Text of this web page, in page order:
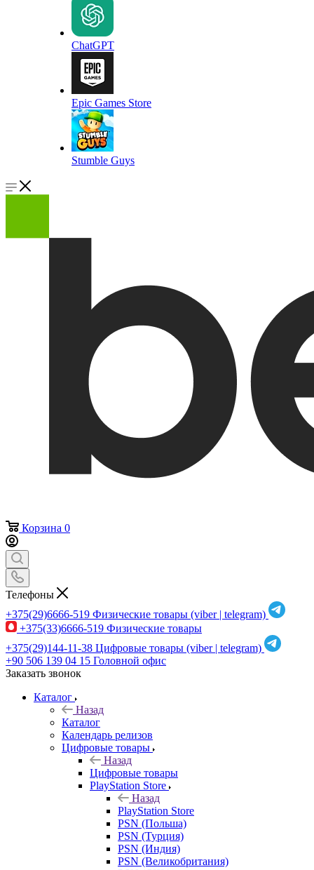
ChatGPT
Epic Games Store
Stumble Guys
Корзина 0
Телефоны
+375(29)6666-519 Физические товары (viber | telegram)
+375(33)6666-519 Физические товары
+375(29)144-11-38 Цифровые товары (viber | telegram)
+90 506 139 04 15 Головной офис
Заказать звонок
Каталог
Назад
Каталог
Календарь релизов
Цифровые товары
Назад
Цифровые товары
PlayStation Store
Назад
PlayStation Store
PSN (Польша)
PSN (Турция)
PSN (Индия)
PSN (Великобритания)